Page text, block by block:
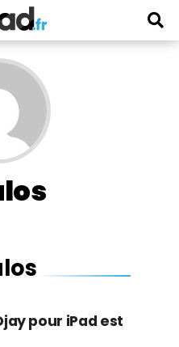
pour iPad est